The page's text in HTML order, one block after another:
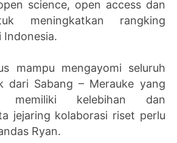
science, open access dan
meningkatkan rangking
Indonesia.
mampu mengayomi seluruh
dari Sabang – Merauke yang
memiliki kelebihan dan
jejaring kolaborasi riset perlu
Ryan.